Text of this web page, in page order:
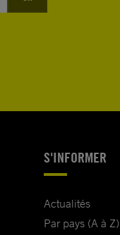
S'INFORMER
Actualités
Par pays (A à Z)